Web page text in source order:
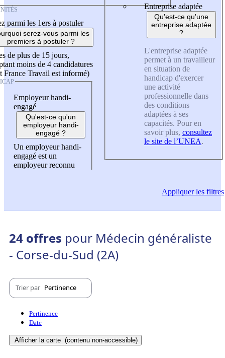
parmi les 1ers à postuler
serez-vous parmi les
premiers à postuler ?
de plus de 15 jours,
moins de 4 candidatures
France Travail est informé)
Employeur handi-
engagé
Qu'est-ce qu'un
employeur handi-
engagé ?
Un employeur handi-
engagé est un
employeur reconnu
Entreprise adaptée
Qu'est-ce qu'une
entreprise adaptée
?
L'entreprise adaptée
permet à un travailleur
en situation de
handicap d'exercer
une activité
professionnelle dans
des conditions
adaptées à ses
capacités. Pour en
savoir plus, consultez
le site de l’UNEA.
Appliquerles filtres
24 offres pour Médecin généraliste
- Corse-du-Sud (2A)
Trier par Pertinence
Pertinence
Date
Afficher la carte (contenu non-accessible)